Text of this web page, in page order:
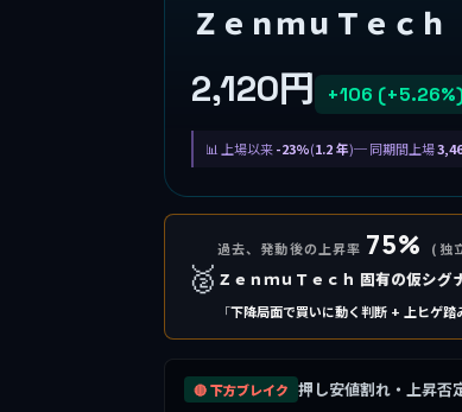
ＺｅｎｍｕＴｅｃｈ
2,120円 +106 (+5.26%)
上場以来-23%(1.2 年)─ 同期間上場
🥈
過去、発動後の上昇率 75% (独
ＺｅｎｍｕＴｅｃｈ 固有の仮シグ
「下降局面で買いに動く判断 + 上ヒゲ踏
🔴 下方ブレイク 押し安値割れ・上昇否